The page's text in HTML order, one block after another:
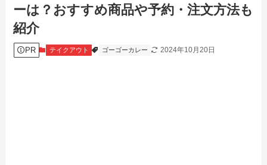
ーは？おすすめ商品や予約・注文方法も
紹介
PR テイクアウト ゴーゴーカレー 2024年10月20日